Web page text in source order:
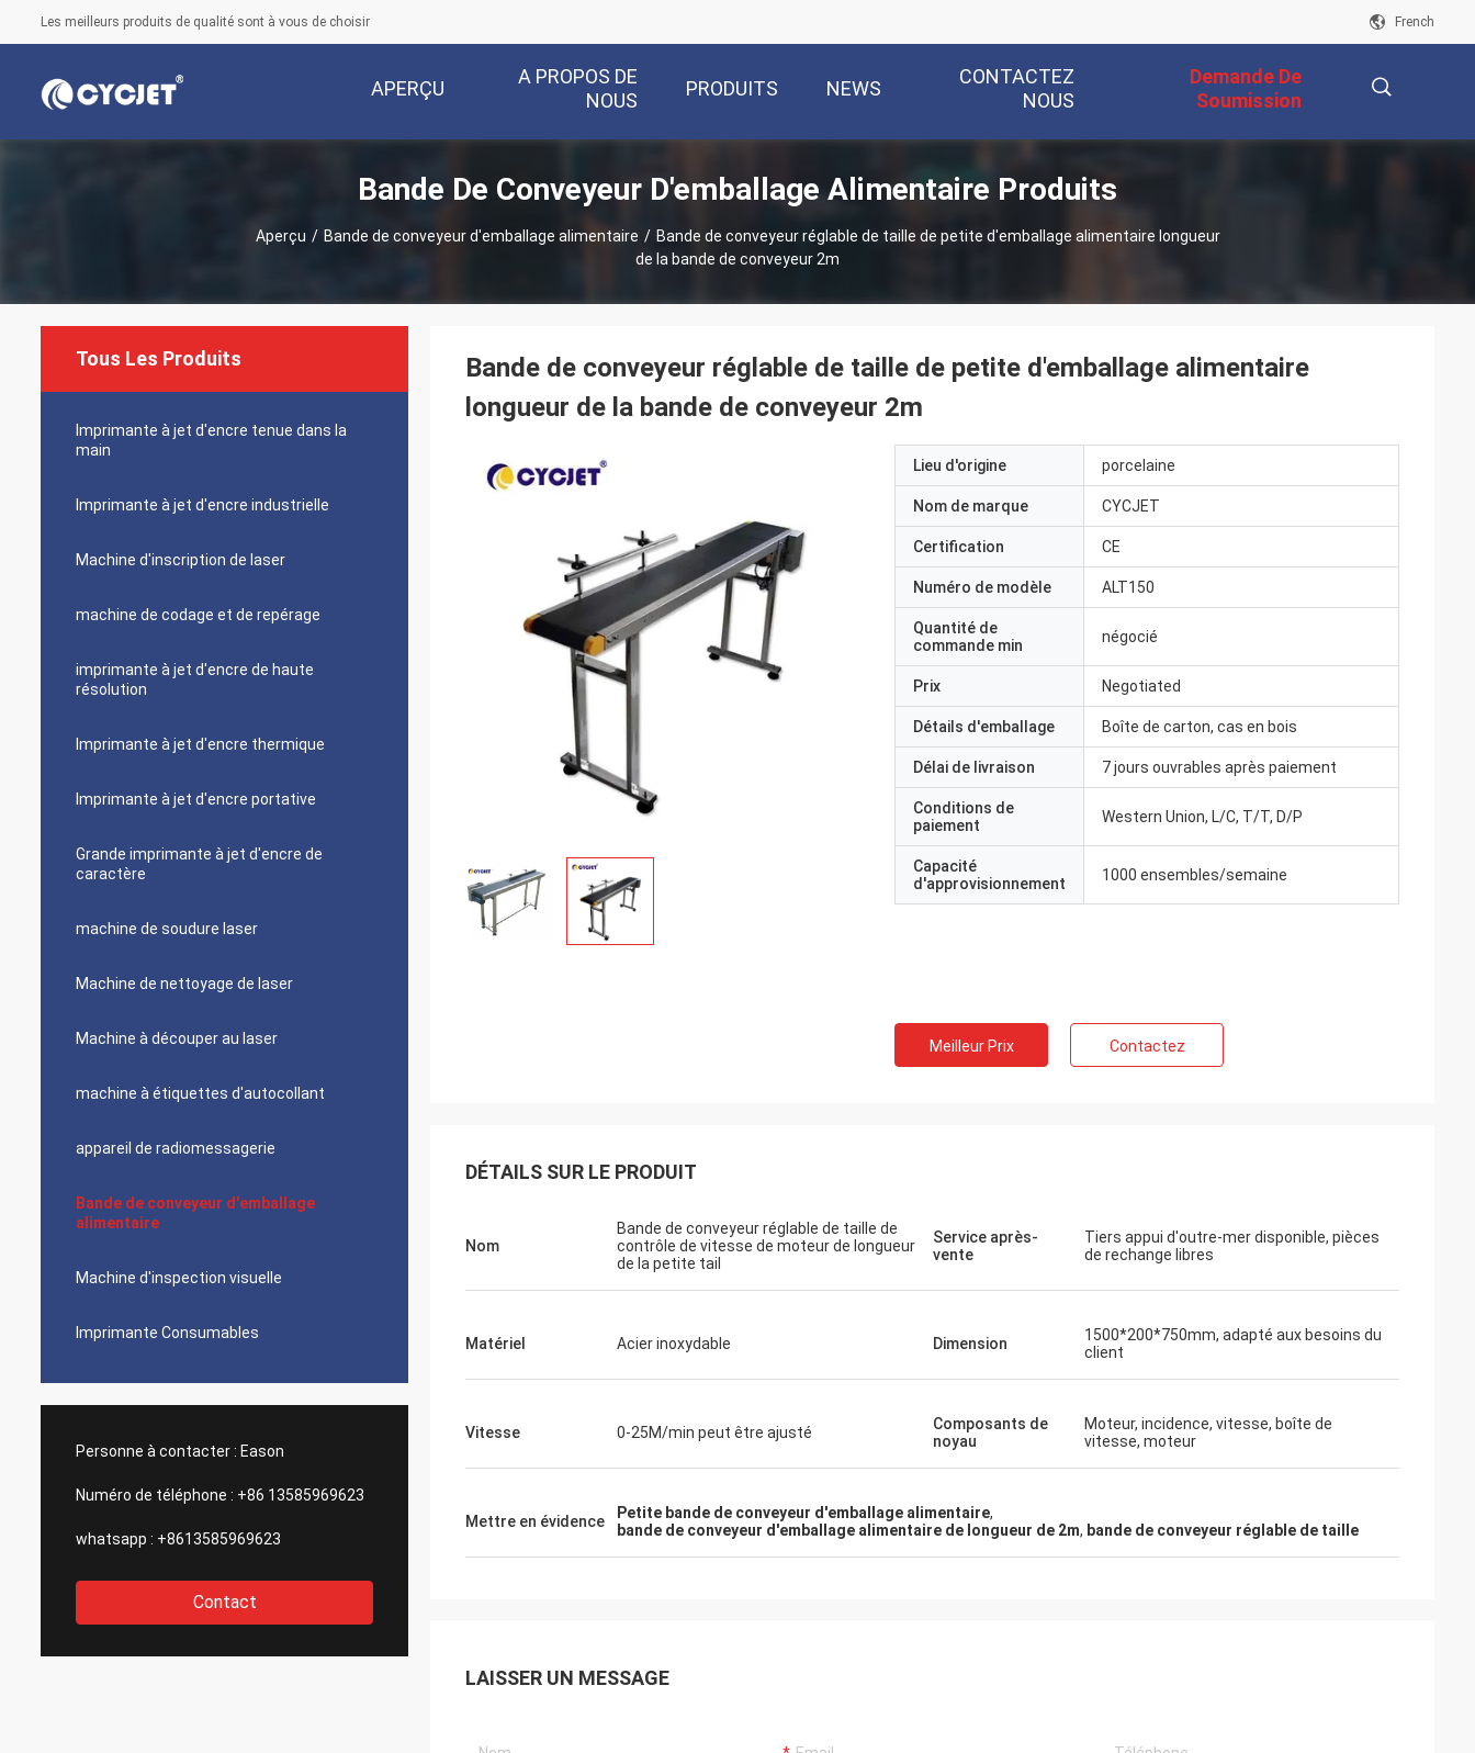
Les meilleurs produits de qualité sont à vous de choisir French
APERÇU
A PROPOS DE
NOUS
PRODUITS NEWS
CONTACTEZ
NOUS
Demande De
Soumission
Bande De Conveyeur D'emballage Alimentaire Produits
Aperçu / Bande de conveyeur d'emballage alimentaire / Bande de conveyeur réglable de taille de petite d'emballage alimentaire longueur
de la bande de conveyeur 2m
Tous Les Produits
Imprimante à jet d'encre tenue dans la
main
Imprimante à jet d'encre industrielle
Machine d'inscription de laser
machine de codage et de repérage
imprimante à jet d'encre de haute
résolution
Imprimante à jet d'encre thermique
Imprimante à jet d'encre portative
Grande imprimante à jet d'encre de
caractère
machine de soudure laser
Machine de nettoyage de laser
Machine à découper au laser
machine à étiquettes d'autocollant
appareil de radiomessagerie
Bande de conveyeur d'emballage
alimentaire
Machine d'inspection visuelle
Imprimante Consumables
Personne à contacter : Eason
Numéro de téléphone : +86 13585969623
whatsapp : +8613585969623
Contact
Bande de conveyeur réglable de taille de petite d'emballage alimentaire
longueur de la bande de conveyeur 2m
Lieu d'origine porcelaine
Nom de marque CYCJET
Certification CE
Numéro de modèle ALT150
Quantité de
commande min
négocié
Prix Negotiated
Détails d'emballage Boîte de carton, cas en bois
Délai de livraison 7 jours ouvrables après paiement
Conditions de
paiement
Western Union, L/C, T/T, D/P
Capacité
d'approvisionnement
1000 ensembles/semaine
Meilleur Prix Contactez
DÉTAILS SUR LE PRODUIT
Nom
Bande de conveyeur réglable de taille de
contrôle de vitesse de moteur de longueur
de la petite tail
Service après-
vente
Tiers appui d'outre-mer disponible, pièces
de rechange libres
Matériel Acier inoxydable Dimension
1500*200*750mm, adapté aux besoins du
client
Vitesse 0-25M/min peut être ajusté
Composants de
noyau
Moteur, incidence, vitesse, boîte de
vitesse, moteur
Mettre en évidence Petite bande de conveyeur d'emballage alimentaire,
bande de conveyeur d'emballage alimentaire de longueur de 2m, bande de conveyeur réglable de taille
LAISSER UN MESSAGE